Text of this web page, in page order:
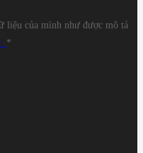
liệu của mình như được mô tả
*